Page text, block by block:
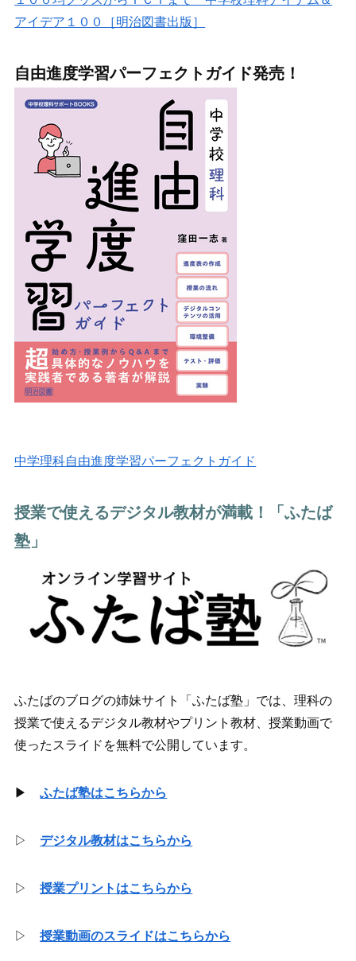
アイデア１００［明治図書出版］
自由進度学習パーフェクトガイド発売！
中学理科自由進度学習パーフェクトガイド
授業で使えるデジタル教材が満載！「ふたば
塾」
ふたばのブログの姉妹サイト「ふたば塾」では、理科の
授業で使えるデジタル教材やプリント教材、授業動画で
使ったスライドを無料で公開しています。
▶ふたば塾はこちらから
▷ デジタル教材はこちらから
▷授業プリントはこちらから
▷授業動画のスライドはこちらから